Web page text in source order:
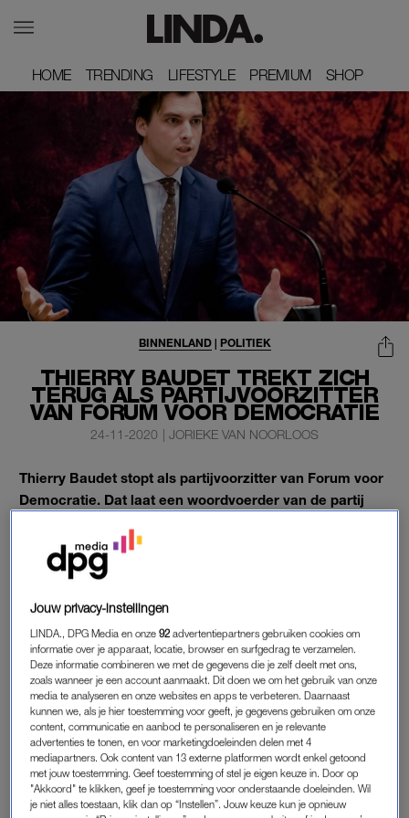
HOME
HOME TRENDING
TRENDING LIFESTYLE
LIFESTYLE PREMIUM
PREMIUM SHOP
SHOP
THIERRY BAUDET TREKT ZICH
TERUG ALS PARTIJVOORZITTER
VAN FORUM VOOR DEMOCRATIE
BINNENLAND| POLITIEK
24-11-2020 | JORIEKE VAN NOORLOOS
Thierry Baudet stopt als partijvoorzitter van Forum voor
Democratie. Dat laat een woordvoerder van de partij
Vicevoorzitter Lennart van der Linden neemt het
voorzitterschap voorlopig over.
THIERRY BAUDET
Baudet kondigde maandag plotseling aangeen lijsttrekker
meer te willen zijn.Hij wilde toen nog wel aanblijven als
partijvoorzitter, maar dat is nu dus ook van de baan.
Er is een conflict ontstaan in de partij over de
jongerenbeweging JFVD en haar voorzitter Freek Jansen. De
JFVD (de jongerenafdeling van de partij) kwam dit weekend
Jouw privacy-instellingen
LINDA., DPG Media en onze92 advertentiepartners gebruiken cookies om
informatie over je apparaat, locatie, browser en surfgedrag te verzamelen.
Deze informatie combineren we met de gegevens die je zelf deelt met ons,
zoals wanneer je een account aanmaakt. Dit doen we om het gebruik van onze
media te analyseren en onze websites en apps te verbeteren. Daarnaast
kunnen we, als je hier toestemming voor geeft, je gegevens gebruiken om onze
content, communicatie en aanbod te personaliseren en je relevante
advertenties te tonen, en voor marketingdoeleinden delen met 4
mediapartners. Ook content van 13 externe platformen wordt enkel getoond
met jouw toestemming. Geef toestemming of stel je eigen keuze in. Door op
"Akkoord" te klikken, geef je toestemming voor onderstaande doeleinden. Wil
je niet alles toestaan, klik dan op “Instellen”. Jouw keuze kun je opnieuw